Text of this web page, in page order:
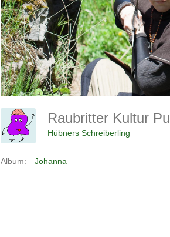
Raubritter Kultur
Hübners Schreiberling
Album: Johanna